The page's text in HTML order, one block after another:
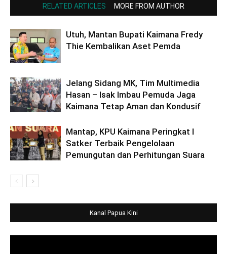
RELATED ARTICLES MORE FROM AUTHOR
Utuh, Mantan Bupati Kaimana Fredy
Thie Kembalikan Aset Pemda
Jelang Sidang MK, Tim Multimedia
Hasan – Isak Imbau Pemuda Jaga
Kaimana Tetap Aman dan Kondusif
Mantap, KPU Kaimana Peringkat I
Satker Terbaik Pengelolaan
Pemungutan dan Perhitungan Suara
Kanal Papua Kini